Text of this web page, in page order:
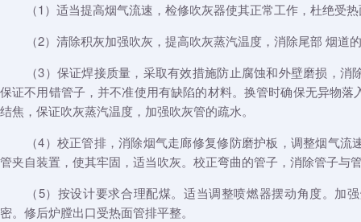
（1）适当提高烟气流速，检修吹灰器使其正常工作，杜绝受
（2）清除积灰加强吹灰，提高吹灰蒸汽温度，消除尾部 烟道
（3）保证焊接质量，采取有效措施防止腐蚀和外壁磨损，
保证不用错管子，并不准使用有缺陷的材料。换管时确保无异物
结焦，保证吹灰蒸汽温度，加强吹灰管的疏水。
（4）校正管排，消除烟气走廊修复修防磨护板，调整烟气
管夹自装置，使其牢固，适当吹灰。校正弯曲的管子，消除管子与
（5）按设计要求合理配煤。适当调整喷燃器摆动角度。加
密。修后炉膛出口受热面管排平整。